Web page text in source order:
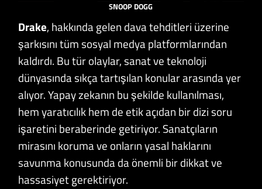
SNOOP DOGG
Drake, hakkında gelen dava tehditleri üzerine
şarkısını tüm sosyal medya platformlarından
kaldırdı. Bu tür olaylar, sanat ve teknoloji
dünyasında sıkça tartışılan konular arasında yer
alıyor. Yapay zekanın bu şekilde kullanılması,
hem yaratıcılık hem de etik açıdan bir dizi soru
işaretini beraberinde getiriyor. Sanatçıların
mirasını koruma ve onların yasal haklarını
savunma konusunda da önemli bir dikkat ve
hassasiyet gerektiriyor.